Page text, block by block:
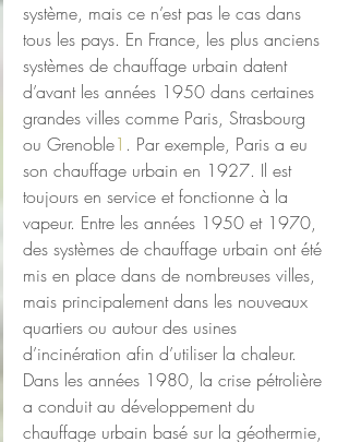
système, mais ce n’est pas le cas dans
tous les pays. En France, les plus anciens
systèmes de chauffage urbain datent
d’avant les années 1950 dans certaines
grandes villes comme Paris, Strasbourg
ou Grenoble1 . Par exemple, Paris a eu
son chauffage urbain en 1927. Il est
toujours en service et fonctionne à la
vapeur. Entre les années 1950 et 1970,
des systèmes de chauffage urbain ont été
mis en place dans de nombreuses villes,
mais principalement dans les nouveaux
quartiers ou autour des usines
d’incinération afin d’utiliser la chaleur.
Dans les années 1980, la crise pétrolière
a conduit au développement du
chauffage urbain basé sur la géothermie,